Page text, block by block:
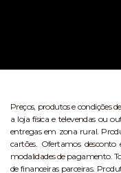
Preços, produtos e condições
a loja física e televendas ou
entregas em zona rural.
cartões. Ofertamos
modalidades de pagamento.
de financeiras parceiras.